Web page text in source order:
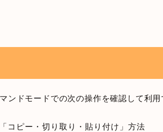
ンドモードでの次の操作を確認して利用
コピー・切り取り・貼り付け」方法